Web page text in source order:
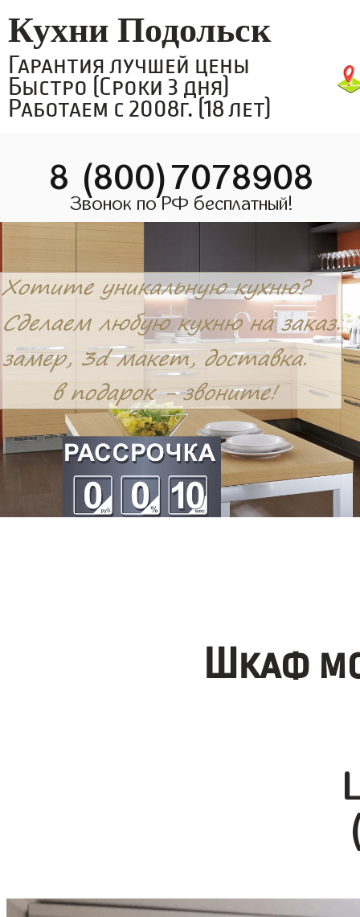
Кухни Подольск
Гарантия лучшей цены
Быстро (Сроки 3 дня)
Работаем с 2008г. (18 лет)
8 (800)7078908
Звонок по РФ бесплатный!
Шкаф